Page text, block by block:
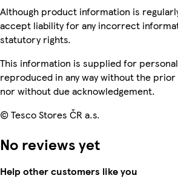
Although product information is
accept liability for any incorrect
statutory rights.
This information is supplied for
reproduced in any way without the
nor without due acknowledgement.
© Tesco Stores ČR a.s.
No reviews yet
Help other customers like you